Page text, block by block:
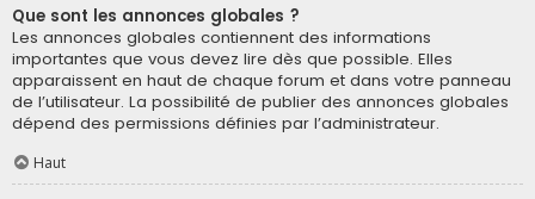
Que sont les annonces globales ?
Les annonces globales contiennent des informations
importantes que vous devez lire dès que possible. Elles
apparaissent en haut de chaque forum et dans votre panneau
de l’utilisateur. La possibilité de publier des annonces globales
dépend des permissions définies par l’administrateur.
Haut